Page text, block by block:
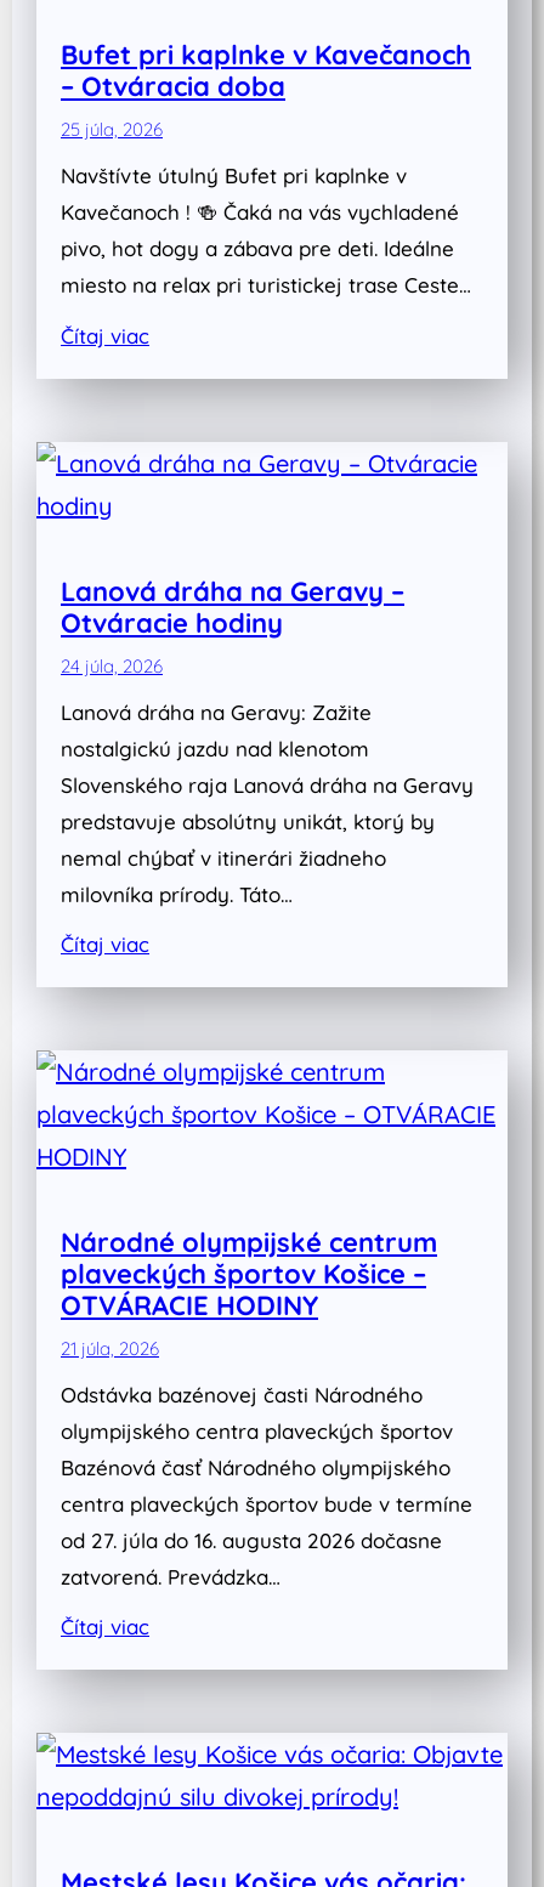
Bufet pri kaplnke v Kavečanoch
– Otváracia doba
25 júla, 2026
Navštívte útulný Bufet pri kaplnke v
Kavečanoch ! 🍻 Čaká na vás vychladené
pivo, hot dogy a zábava pre deti. Ideálne
miesto na relax pri turistickej trase Ceste…
Čítaj viac
Lanová dráha na Geravy –
Otváracie hodiny
24 júla, 2026
Lanová dráha na Geravy: Zažite
nostalgickú jazdu nad klenotom
Slovenského raja Lanová dráha na Geravy
predstavuje absolútny unikát, ktorý by
nemal chýbať v itinerári žiadneho
milovníka prírody. Táto…
Čítaj viac
Národné olympijské centrum
plaveckých športov Košice –
OTVÁRACIE HODINY
21 júla, 2026
Odstávka bazénovej časti Národného
olympijského centra plaveckých športov
Bazénová časť Národného olympijského
centra plaveckých športov bude v termíne
od 27. júla do 16. augusta 2026 dočasne
zatvorená. Prevádzka…
Čítaj viac